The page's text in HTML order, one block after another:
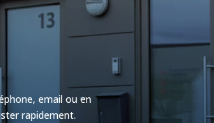
email ou en
rapidement.